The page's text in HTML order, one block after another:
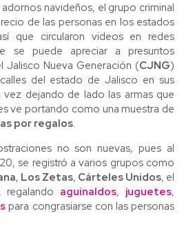
navideños, el grupo criminal
de las personas en los estados
que circularon videos en redes
se puede apreciar a presuntos
Jalisco Nueva Generación (CJNG)
del estado de Jalisco en sus
dejando de lado las armas que
ve portando como una muestra de
por regalos.
no son nuevas, pues al
se registró a varios grupos como
, Los Zetas, Cárteles Unidos, el
regalando aguinaldos, juguetes,
para congrasiarse con las personas